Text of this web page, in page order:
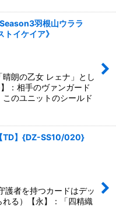
羽根山ウララ
トイケイア》
晴朗の乙女 レェナ」とし
：相手のヴァンガード
のユニットのシールド
TD】{DZ-SS10/020}
者を持つカードはデッ
る）【永】：「四精織